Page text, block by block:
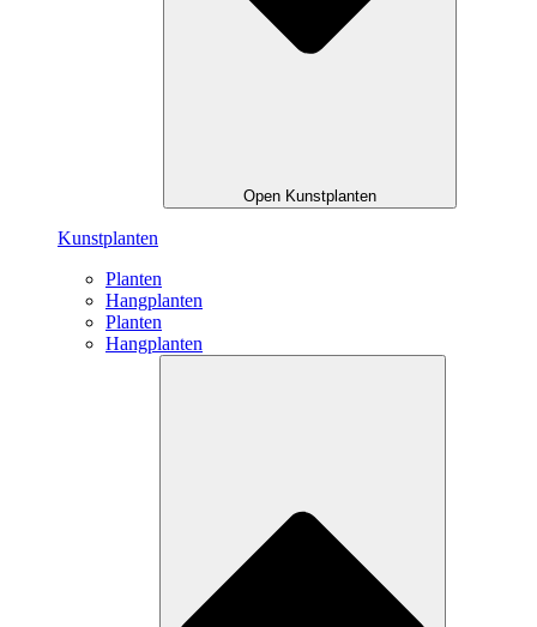
Open Kunstplanten
Kunstplanten
Planten
Hangplanten
Planten
Hangplanten